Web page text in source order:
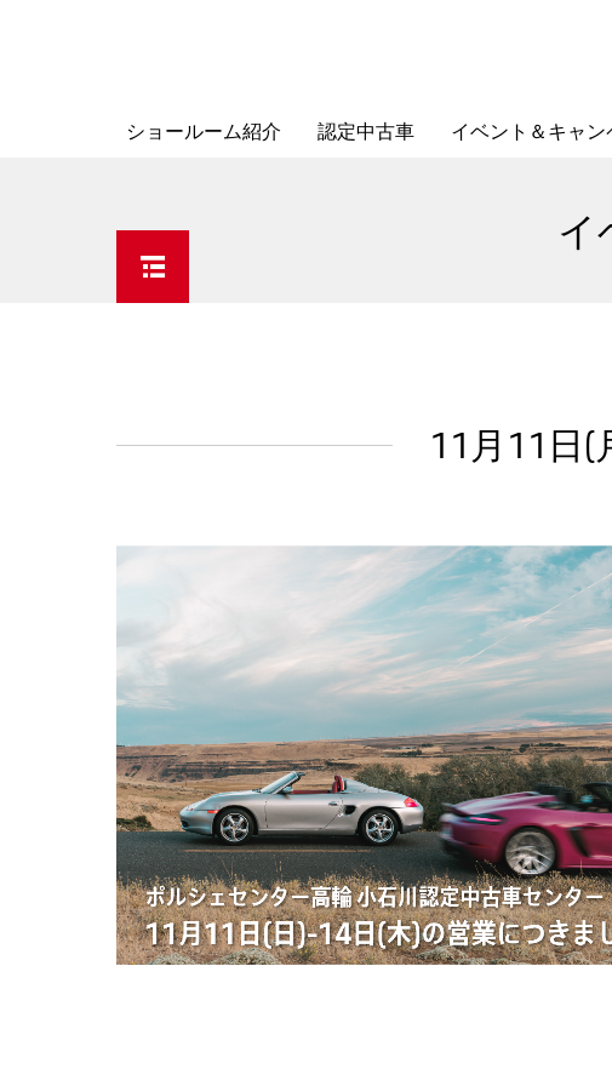
ショールーム紹介 認定中古車 イベント＆キャ
11月11日